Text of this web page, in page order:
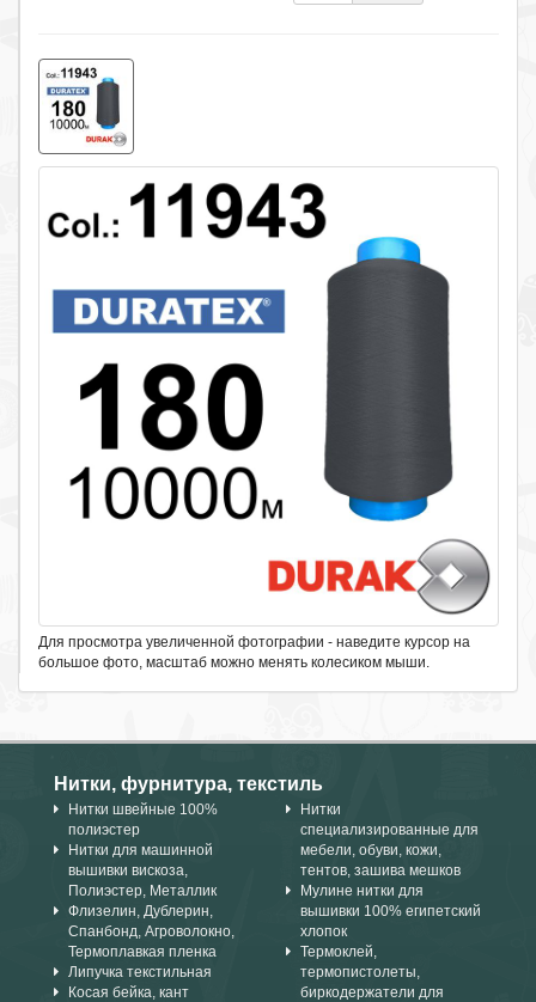
Для просмотра увеличенной фотографии - наведите курсор на
большое фото, масштаб можно менять колесиком мыши.
Нитки, фурнитура, текстиль
Нитки швейные 100%
полиэстер
Нитки для машинной
вышивки вискоза,
Полиэстер, Металлик
Флизелин, Дублерин,
Спанбонд, Агроволокно,
Термоплавкая пленка
Липучка текстильная
Косая бейка, кант
Нитки
специализированные для
мебели, обуви, кожи,
тентов, зашива мешков
Мулине нитки для
вышивки 100% египетский
хлопок
Термоклей,
термопистолеты,
биркодержатели для